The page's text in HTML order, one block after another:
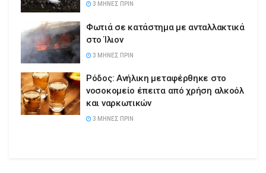
3 ΜΉΝΕΣ ΠΡΙΝ
Φωτιά σε κατάστημα με ανταλλακτικά
στο Ίλιον
3 ΜΉΝΕΣ ΠΡΙΝ
Ρόδος: Ανήλικη μεταφέρθηκε στο
νοσοκομείο έπειτα από χρήση αλκοόλ
και ναρκωτικών
3 ΜΉΝΕΣ ΠΡΙΝ